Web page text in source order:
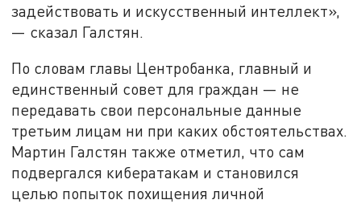
задействовать и искусственный интеллект»,
— сказал Галстян.
По словам главы Центробанка, главный и
единственный совет для граждан — не
передавать свои персональные данные
третьим лицам ни при каких обстоятельствах.
Мартин Галстян также отметил, что сам
подвергался кибератакам и становился
целью попыток похищения личной